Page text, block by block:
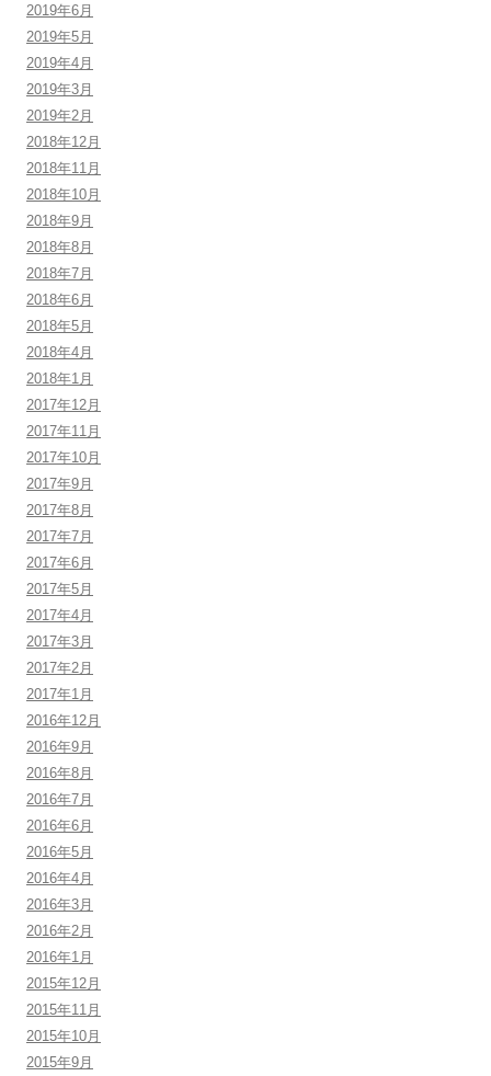
2019年6月
2019年5月
2019年4月
2019年3月
2019年2月
2018年12月
2018年11月
2018年10月
2018年9月
2018年8月
2018年7月
2018年6月
2018年5月
2018年4月
2018年1月
2017年12月
2017年11月
2017年10月
2017年9月
2017年8月
2017年7月
2017年6月
2017年5月
2017年4月
2017年3月
2017年2月
2017年1月
2016年12月
2016年9月
2016年8月
2016年7月
2016年6月
2016年5月
2016年4月
2016年3月
2016年2月
2016年1月
2015年12月
2015年11月
2015年10月
2015年9月